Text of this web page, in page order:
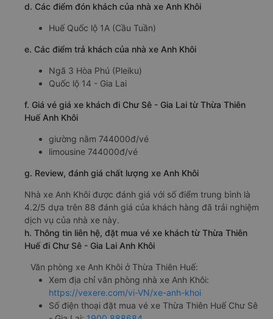
d. Các điểm đón khách của nhà xe Anh Khôi
Huế Quốc lộ 1A (Cầu Tuần)
e. Các điểm trả khách của nhà xe Anh Khôi
Ngã 3 Hòa Phú (Pleiku)
Quốc lộ 14 - Gia Lai
f. Giá vé giá xe khách đi Chư Sê - Gia Lai từ Thừa Thiên
Huế Anh Khôi
giường nằm 744000đ/vé
limousine 744000đ/vé
g. Review, đánh giá chất lượng xe Anh Khôi
Nhà xe Anh Khôi được đánh giá với số điểm trung bình là
4.2/5 dựa trên 88 đánh giá của khách hàng đã trải nghiệm
dịch vụ của nhà xe này.
h. Thông tin liên hệ, đặt mua vé xe khách từ Thừa Thiên
Huế đi Chư Sê - Gia Lai Anh Khôi
Văn phòng xe Anh Khôi ở Thừa Thiên Huế:
Xem địa chỉ văn phòng nhà xe Anh Khôi:
https://vexere.com/vi-VN/xe-anh-khoi
Số điện thoại đặt mua vé xe Thừa Thiên Huế Chư Sê